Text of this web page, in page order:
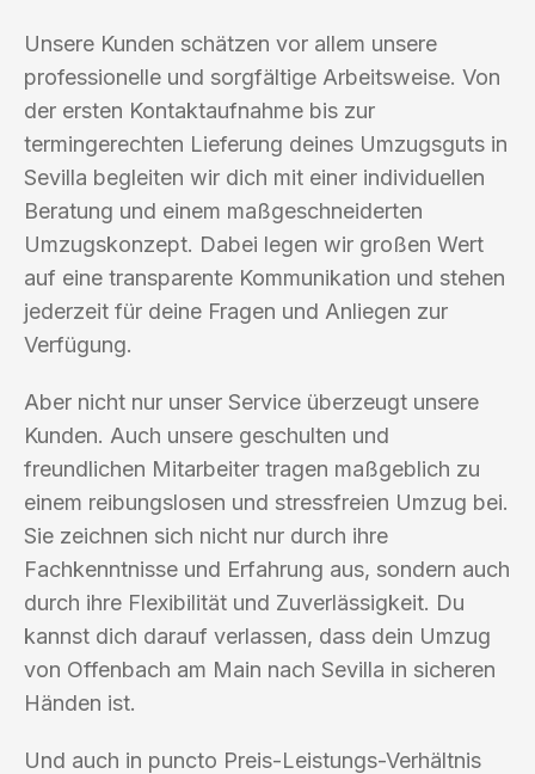
Unsere Kunden schätzen vor allem unsere
professionelle und sorgfältige Arbeitsweise. Von
der ersten Kontaktaufnahme bis zur
termingerechten Lieferung deines Umzugsguts in
Sevilla begleiten wir dich mit einer individuellen
Beratung und einem maßgeschneiderten
Umzugskonzept. Dabei legen wir großen Wert
auf eine transparente Kommunikation und stehen
jederzeit für deine Fragen und Anliegen zur
Verfügung.
Aber nicht nur unser Service überzeugt unsere
Kunden. Auch unsere geschulten und
freundlichen Mitarbeiter tragen maßgeblich zu
einem reibungslosen und stressfreien Umzug bei.
Sie zeichnen sich nicht nur durch ihre
Fachkenntnisse und Erfahrung aus, sondern auch
durch ihre Flexibilität und Zuverlässigkeit. Du
kannst dich darauf verlassen, dass dein Umzug
von Offenbach am Main nach Sevilla in sicheren
Händen ist.
Und auch in puncto Preis-Leistungs-Verhältnis